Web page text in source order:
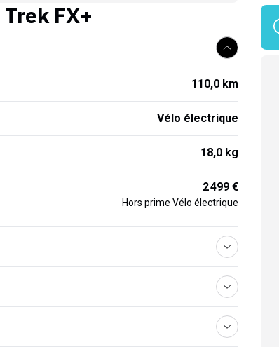
Trek FX+
110,0 km
Vélo électrique
18,0 kg
2 499 €
Hors prime Vélo électrique